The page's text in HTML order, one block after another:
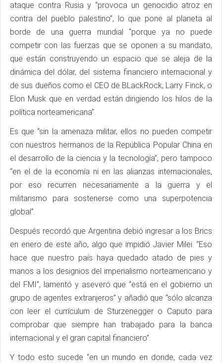
ataque contra Rusia y “provoca un genocidio atroz en
contra del pueblo palestino”, lo que pone al planeta al
borde de una guerra mundial “porque ya no puede
competir con las fuerzas que se oponen a su mandato,
que están construyendo un espacio que se aleja de la
dinámica del dólar, del sistema financiero internacional y
de sus dueños como el CEO de BLackRock, Larry Finck, o
Elon Musk que en verdad están dirigiendo los hilos de la
política norteamericana”.
Es que “sin la amenaza militar, ellos no pueden competir
con nuestros hermanos de la República Popular China en
el desarrollo de la ciencia y la tecnología”, pero tampoco
“en el de la economía ni en las alianzas internacionales,
por eso recurren necesariamente a la guerra y el
militarismo para sostenerse como una superpotencia
global”.
Después recordó que Argentina debió ingresar a los Brics
en enero de este año, algo que impidió Javier Milei. “Eso
hace que nuestro país haya quedado atado de pies y
manos a los designios del imperialismo norteamericano y
del FMI”, lamentó y aseveró que “está en el gobierno un
grupo de agentes extranjeros” y añadió que “sólo alcanza
con leer el currículum de Sturzenegger o Caputo para
comprobar que siempre han trabajado para la banca
internacional y el gran capital financiero”.
Y todo esto sucede “en un mundo en donde, cada vez